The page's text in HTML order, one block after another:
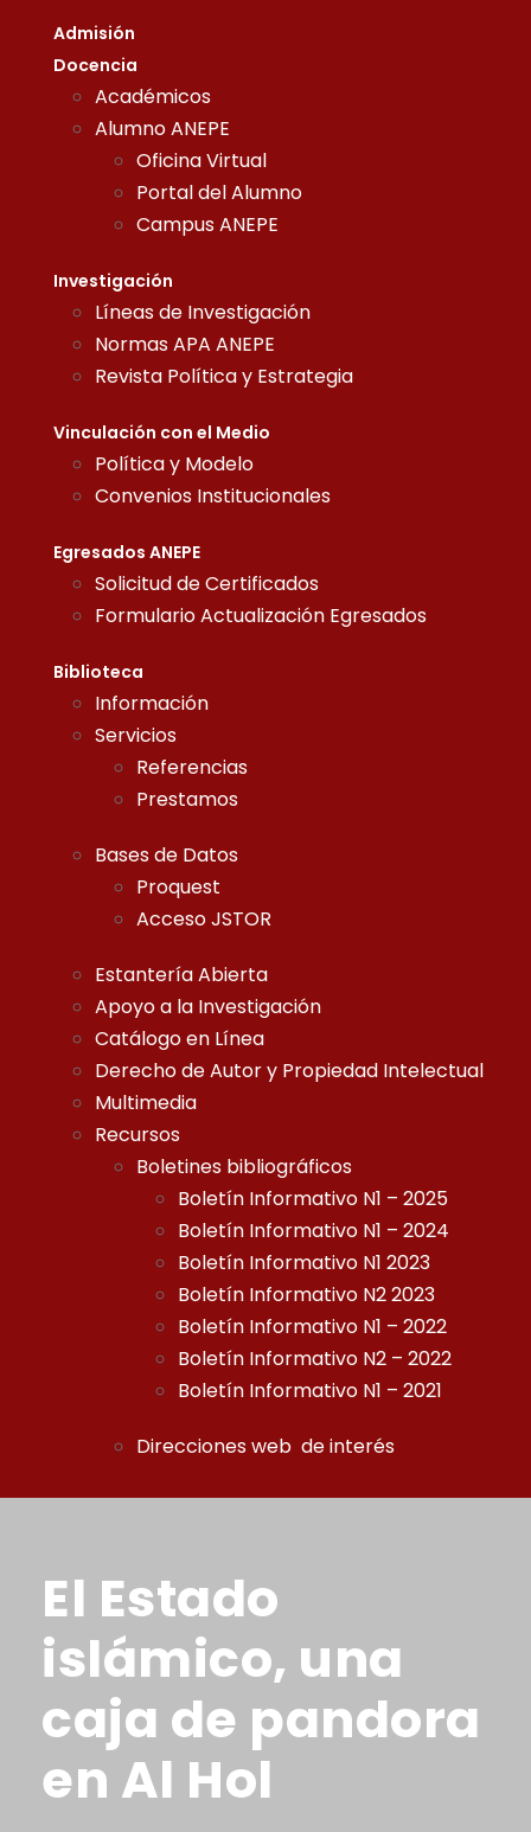
Admisión
Docencia
Académicos
Alumno ANEPE
Oficina Virtual
Portal del Alumno
Campus ANEPE
Investigación
Líneas de Investigación
Normas APA ANEPE
Revista Política y Estrategia
Vinculación con el Medio
Política y Modelo
Convenios Institucionales
Egresados ANEPE
Solicitud de Certificados
Formulario Actualización Egresados
Biblioteca
Información
Servicios
Referencias
Prestamos
Bases de Datos
Proquest
Acceso JSTOR
Estantería Abierta
Apoyo a la Investigación
Catálogo en Línea
Derecho de Autor y Propiedad Intelectual
Multimedia
Recursos
Boletines bibliográficos
Boletín Informativo N1 – 2025
Boletín Informativo N1 – 2024
Boletín Informativo N1 2023
Boletín Informativo N2 2023
Boletín Informativo N1 – 2022
Boletín Informativo N2 – 2022
Boletín Informativo N1 – 2021
Direcciones web de interés
El Estado
islámico, una
caja de pandora
en Al Hol